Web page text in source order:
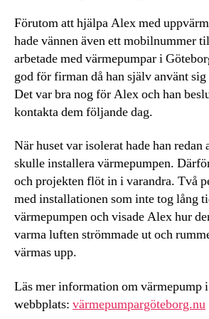
Förutom att hjälpa Alex med
hade vännen även ett mobilnummer
arbetade med värmepumpar i
god för firman då han själv använt
Det var bra nog för Alex och han
kontakta dem följande dag.
När huset var isolerat hade han
skulle installera värmepumpen.
och projekten flöt in i varandra. Två
med installationen som inte tog lång
värmepumpen och visade Alex hur
varma luften strömmade ut och
värmas upp.
Läs mer information om värmepump
webbplats: värmepumpargöteborg.nu